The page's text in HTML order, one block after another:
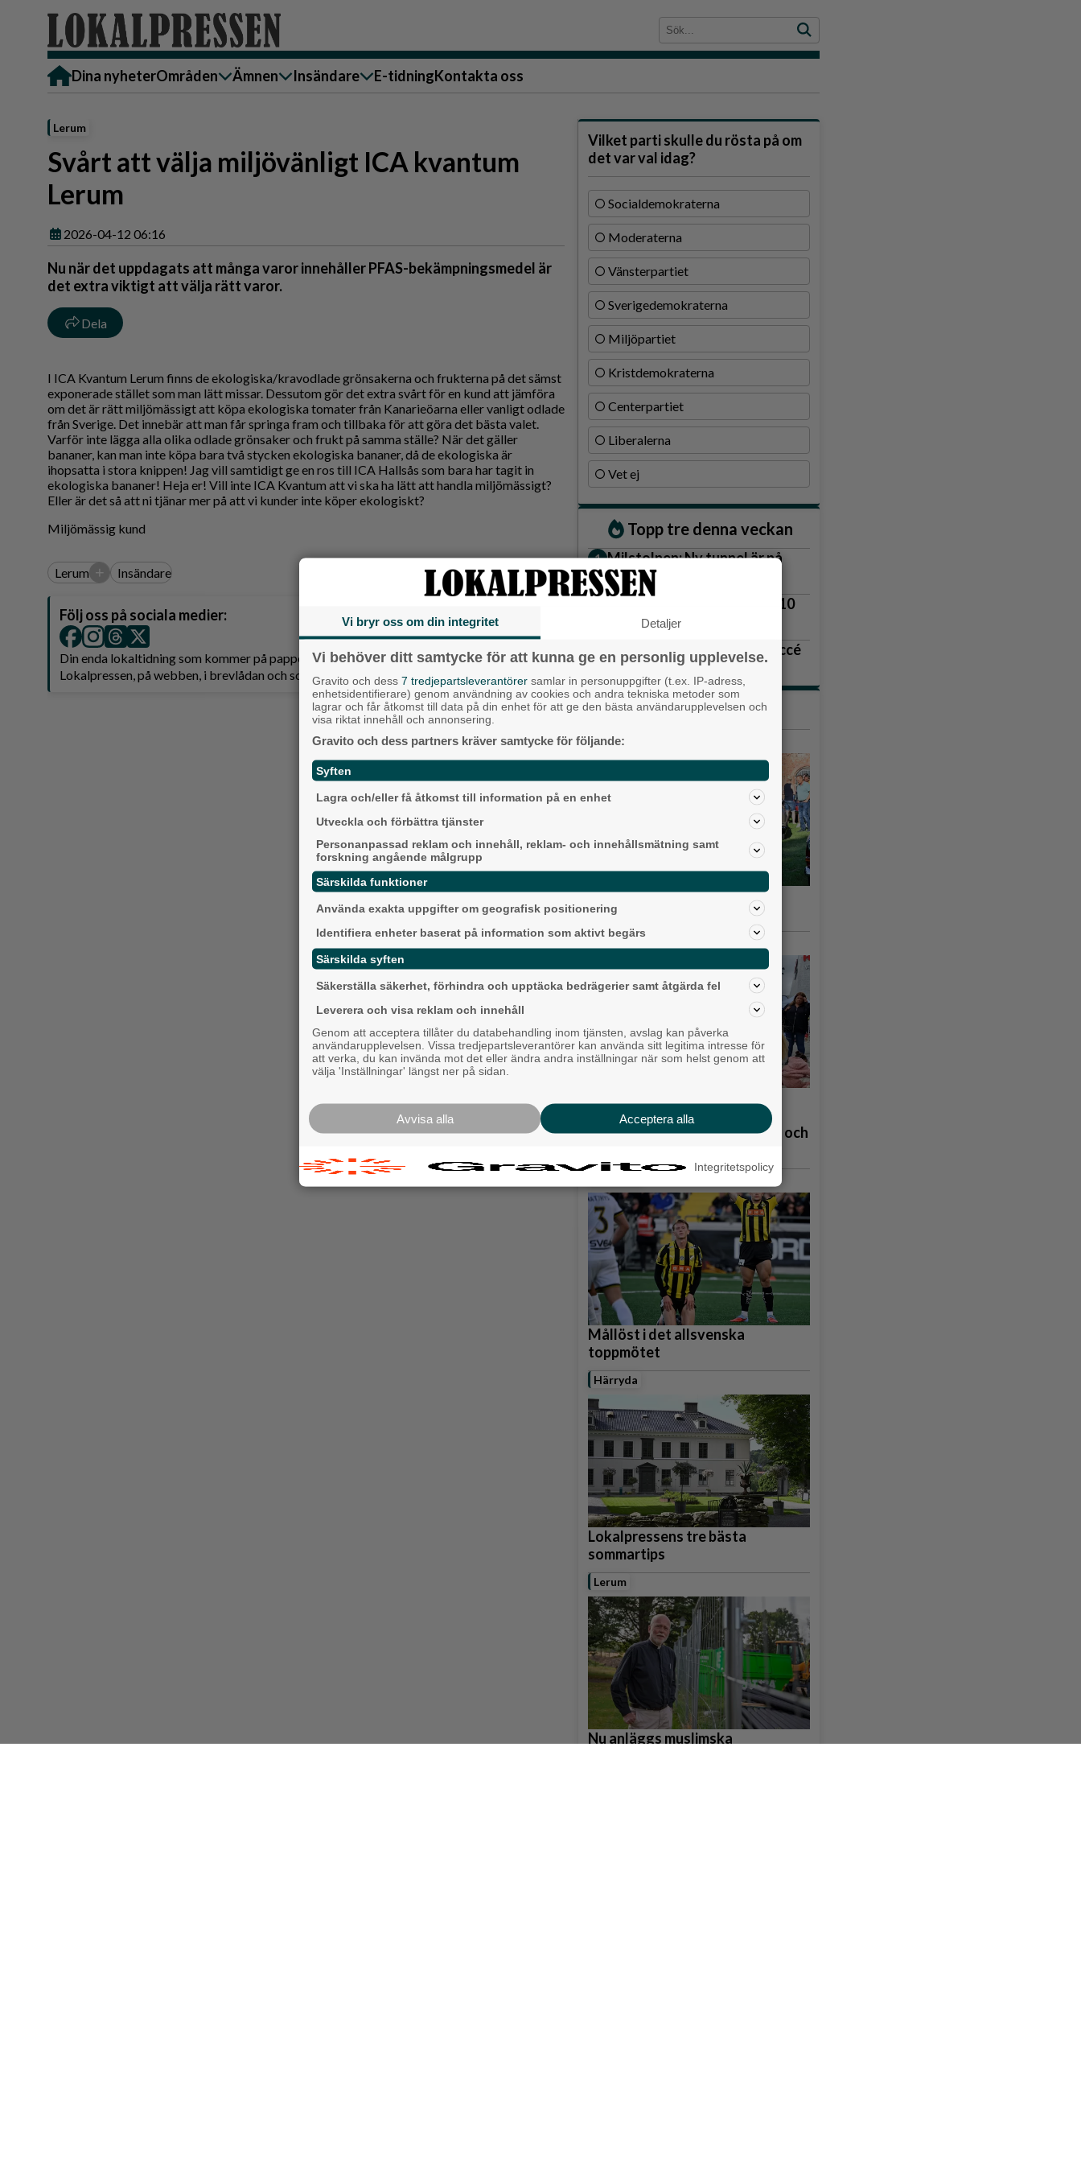
Dina nyheterOmråden
Lerum
Hisingen
Ämnen
Krönika
Näringsliv
Sport
Trafik
Insändare
Härryda
E-tidningKontakta oss
Lerum
Svårt att välja miljövänligt ICA kvantum
Lerum
2026-04-12 06:16
Nu när det uppdagats att många varor innehåller PFAS-bekämpningsmedel är
det extra viktigt att välja rätt varor.
Dela
I ICA Kvantum Lerum finns de ekologiska/kravodlade grönsakerna och frukterna på det sämst
exponerade stället som man lätt missar. Dessutom gör det extra svårt för en kund att jämföra
om det är rätt miljömässigt att köpa ekologiska tomater från Kanarieöarna eller vanligt odlade
från Sverige. Det innebär att man får springa fram och tillbaka för att göra det bästa valet.
Varför inte lägga alla olika odlade grönsaker och frukt på samma ställe? När det gäller
bananer, kan man inte köpa bara två stycken ekologiska bananer, då de ekologiska är
ihopsatta i stora knippen! Jag vill samtidigt ge en ros till ICA Hallsås som bara har tagit in
ekologiska bananer! Heja er! Vill inte ICA Kvantum att vi ska ha lätt att handla miljömässigt?
Eller är det så att ni tjänar mer på att vi kunder inte köper ekologiskt?
Miljömässig kund
Lerum + Insändare
Följ oss på sociala medier:
Din enda lokaltidning som kommer på papper och är helt GRATIS!
Lokalpressen, på webben, i brevlådan och sociala medier.
Vilket parti skulle du rösta på om
det var val idag?
Socialdemokraterna
Moderaterna
Vänsterpartiet
Sverigedemokraterna
Miljöpartiet
Kristdemokraterna
Centerpartiet
Liberalerna
Vet ej
Topp tre denna veckan
Milstolpen: Ny tunnel är på
plats under järnvägen
Detta händer i Alingsås 3–10
augusti
Gatuköksklassiker blev succé
– nu växlar Ånga upp
Senaste artiklarna
Alingsås
Detta händer i Alingsås 3–10
augusti
Backa/Kärra
Backadagen
Bjöds på trummor, såpbubblor och
Mållöst i det allsvenska
toppmötet
Härryda
Lokalpressens tre bästa
sommartips
Lerum
Nu anläggs muslimska
Vi bryr oss om din integritet Detaljer
Vi behöver ditt samtycke för att kunna ge en personlig upplevelse.
Gravito och dess 7 tredjepartsleverantörer samlar in personuppgifter (t.ex. IP-adress,
enhetsidentifierare) genom användning av cookies och andra tekniska metoder som
lagrar och får åtkomst till data på din enhet för att ge den bästa användarupplevelsen och
visa riktat innehåll och annonsering.
Gravito och dess partners kräver samtycke för följande:
Syften
Lagra och/eller få åtkomst till information på en enhet
Utveckla och förbättra tjänster
Personanpassad reklam och innehåll, reklam- och innehållsmätning samt
forskning angående målgrupp
Särskilda funktioner
Använda exakta uppgifter om geografisk positionering
Identifiera enheter baserat på information som aktivt begärs
Särskilda syften
Säkerställa säkerhet, förhindra och upptäcka bedrägerier samt åtgärda fel
Leverera och visa reklam och innehåll
Genom att acceptera tillåter du databehandling inom tjänsten, avslag kan påverka
användarupplevelsen. Vissa tredjepartsleverantörer kan använda sitt legitima intresse för
att verka, du kan invända mot det eller ändra andra inställningar när som helst genom att
välja 'Inställningar' längst ner på sidan.
Acceptera alla
Avvisa alla
Integritetspolicy